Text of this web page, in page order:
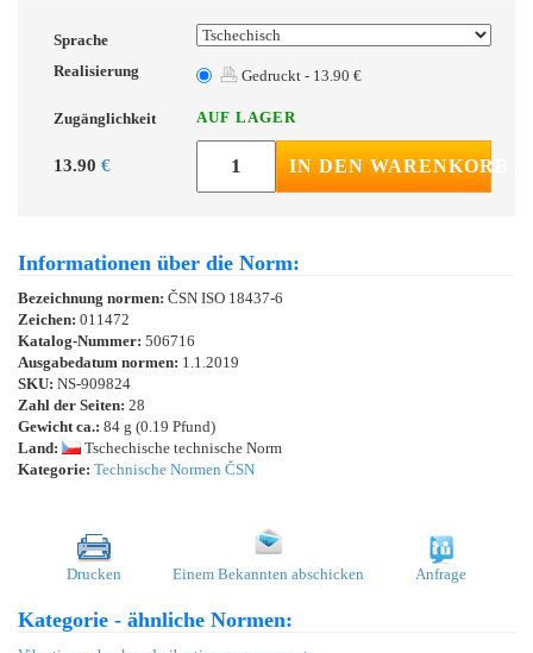
Sprache
Realisierung
Gedruckt - 13.90 €
Zugänglichkeit AUF LAGER
13.90 € IN DEN WARENKORB
Informationen über die Norm:
Bezeichnung normen: ČSN ISO 18437-6
Zeichen: 011472
Katalog-Nummer: 506716
Ausgabedatum normen: 1.1.2019
SKU: NS-909824
Zahl der Seiten: 28
Gewicht ca.: 84 g (0.19 Pfund)
Land:
Tschechische technische Norm
Kategorie: Technische Normen ČSN
Drucken Einem Bekannten abschicken Anfrage
Kategorie - ähnliche Normen: